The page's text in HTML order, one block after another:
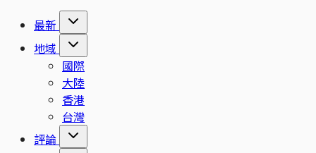
最新
地域
國際
大陸
香港
台灣
評論